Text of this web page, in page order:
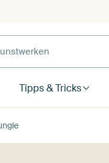
Tipps & Tricks